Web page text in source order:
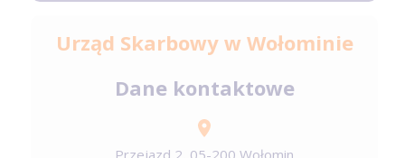
Urząd Skarbowy w Wołominie
Dane kontaktowe
Przejazd 2, 05-200 Wołomin